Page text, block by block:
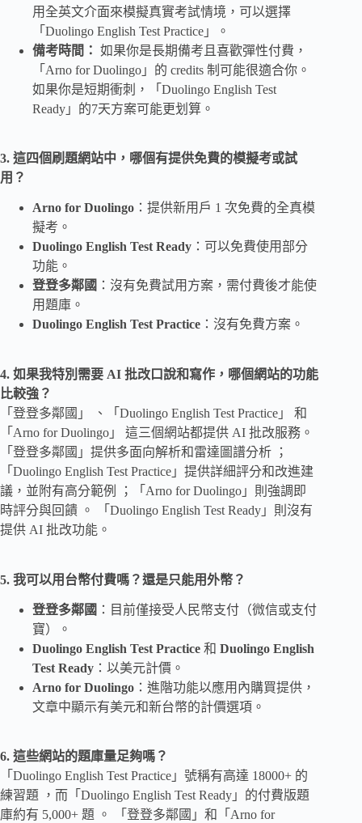
用全英文介面來模擬真實考試情境，可以選擇
「Duolingo English Test Practice」。
備考時間： 如果你是長期備考且喜歡彈性付費，
「Arno for Duolingo」的 credits 制可能很適合你。
如果你是短期衝刺，「Duolingo English Test
Ready」的7天方案可能更划算。
3. 這四個刷題網站中，哪個有提供免費的模擬考或試
用？
Arno for Duolingo ：提供新用戶 1 次免費的全真模
擬考。
Duolingo English Test Ready ：可以免費使用部分
功能。
登登多鄰國 ：沒有免費試用方案，需付費後才能使
用題庫。
Duolingo English Test Practice ：沒有免費方案。
4. 如果我特別需要 AI 批改口說和寫作，哪個網站的功能
比較強？
「登登多鄰國」 、「Duolingo English Test Practice」 和
「Arno for Duolingo」 這三個網站都提供 AI 批改服務。
「登登多鄰國」提供多面向解析和雷達圖譜分析 ；
「Duolingo English Test Practice」提供詳細評分和改進建
議，並附有高分範例 ；「Arno for Duolingo」則強調即
時評分與回饋 。 「Duolingo English Test Ready」則沒有
提供 AI 批改功能。
5. 我可以用台幣付費嗎？還是只能用外幣？
登登多鄰國 ：目前僅接受人民幣支付（微信或支付
寶）。
Duolingo English Test Practice 和 Duolingo English
Test Ready ：以美元計價。
Arno for Duolingo ：進階功能以應用內購買提供，
文章中顯示有美元和新台幣的計價選項。
6. 這些網站的題庫量足夠嗎？
「Duolingo English Test Practice」號稱有高達 18000+ 的
練習題 ，而「Duolingo English Test Ready」的付費版題
庫約有 5,000+ 題 。 「登登多鄰國」和「Arno for